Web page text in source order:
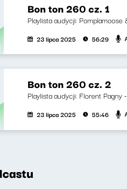
Bon ton 260 cz. 1
Playlista audycji:
23 lipca 2025 56:29
Bon ton 260 cz. 2
Playlista audycji: Florent Pagny
23 lipca 2025 55:46